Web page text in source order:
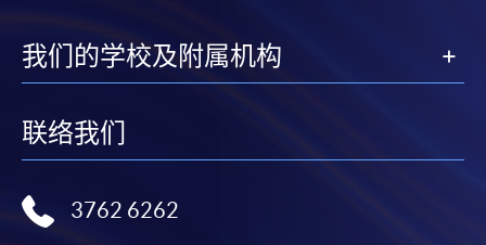
我们的学校及附属机构
联络我们
3762 6262